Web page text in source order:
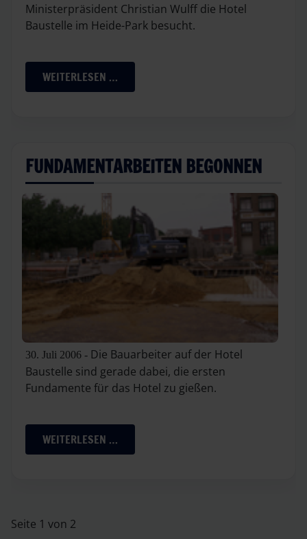
Ministerpräsident Christian Wulff die Hotel
Baustelle im Heide-Park besucht.
WEITERLESEN …
FUNDAMENTARBEITEN BEGONNEN
30. Juli 2006 - Die Bauarbeiter auf der Hotel
Baustelle sind gerade dabei, die ersten
Fundamente für das Hotel zu gießen.
WEITERLESEN …
Seite 1 von 2